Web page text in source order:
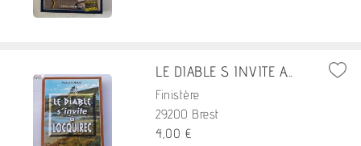
LE DIABLE S INVITE A...
Finistère
29200 Brest
4,00 €